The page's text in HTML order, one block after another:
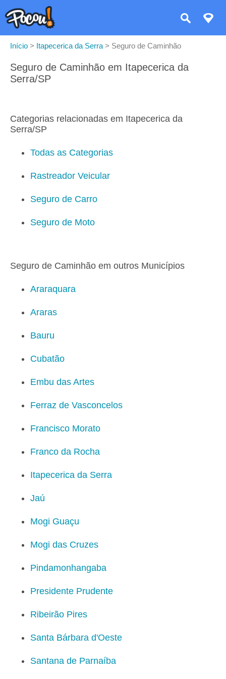
Início > Itapecerica da Serra > Seguro de Caminhão
Seguro de Caminhão em Itapecerica da
Serra/SP
Categorias relacionadas em Itapecerica da
Serra/SP
Todas as Categorias
Rastreador Veicular
Seguro de Carro
Seguro de Moto
Seguro de Caminhão em outros Municípios
Araraquara
Araras
Bauru
Cubatão
Embu das Artes
Ferraz de Vasconcelos
Francisco Morato
Franco da Rocha
Itapecerica da Serra
Jaú
Mogi Guaçu
Mogi das Cruzes
Pindamonhangaba
Presidente Prudente
Ribeirão Pires
Santa Bárbara d'Oeste
Santana de Parnaíba